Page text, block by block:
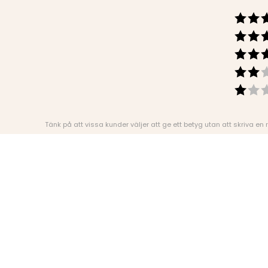
Tänk på att vissa kunder väljer att ge ett betyg utan att skriva